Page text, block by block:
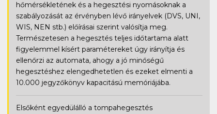
hőmérsékletének és a hegesztési nyomásoknak a
szabályozását az érvényben lévő irányelvek (DVS, UNI,
WIS, NEN stb.) előírásai szerint valósítja meg.
Természetesen a hegesztés teljes időtartama alatt
figyelemmel kísért paramétereket úgy irányítja és
ellenőrzi az automata, ahogy a jó minőségű
hegesztéshez elengedhetetlen és ezeket elmenti a
10.000 jegyzőkönyv kapacitású memóriájába.
Elsőként egyedülálló a tompahegesztés